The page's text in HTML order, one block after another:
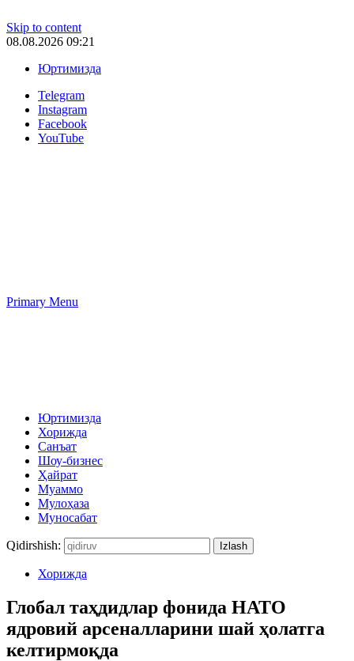
Skip to content
08.08.2026 09:21
Юртимизда
Telegram
Instagram
Facebook
YouTube
Primary Menu
Юртимизда
Хорижда
Санъат
Шоу-бизнес
Ҳайрат
Муаммо
Мулоҳаза
Муносабат
Qidirshish:
Хорижда
Глобал таҳдидлар фонида НАТО
ядровий арсеналларини шай ҳолатга
келтирмоқда